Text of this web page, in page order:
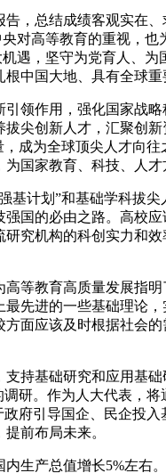
，总结成绩客观实在
对高等教育的重视，
遇，坚守为党育人、
中国大地、具有全球重
领作用，强化国家战
尖创新人才，汇聚创
成为全球顶尖人才向
国家教育、科技、人
计划”和基础学科拔
国的必由之路。高校
究机构的科创实力和
等教育高质量发展指
先进的一些基础理论
面应该及时根据社会
持基础研究和应用基
研。作为人大代表，
府引导国企、民企投
前布局未来。
生产总值增长5%左右